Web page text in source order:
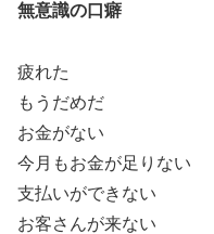
無意識の口癖
疲れた
もうだめだ
お金がない
今月もお金が足りない
支払いができない
お客さんが来ない